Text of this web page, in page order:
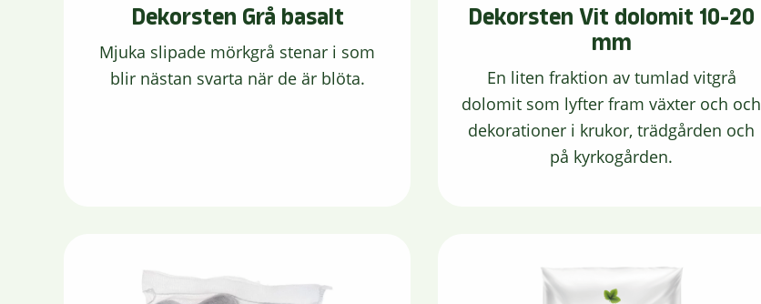
Dekorsten Grå basalt
Mjuka slipade mörkgrå stenar i som
blir nästan svarta när de är blöta.
Dekorsten Vit dolomit 10-20
mm
En liten fraktion av tumlad vitgrå
dolomit som lyfter fram växter och och
dekorationer i krukor, trädgården och
på kyrkogården.